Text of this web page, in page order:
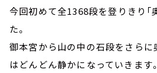
今回初めて全1368段を登りきり「
た。
御本宮から山の中の石段をさらに
はどんどん静かになっていきます。